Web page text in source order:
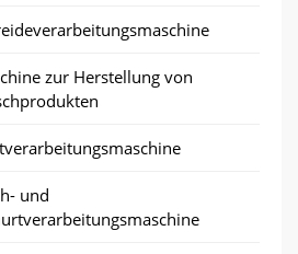
zur Herstellung von
und